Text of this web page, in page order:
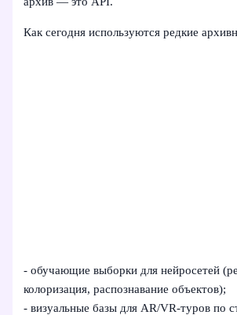
Как сегодня используются редкие
- обучающие выборки для нейросетей
колоризация, распознавание объектов);
- визуальные базы для AR/VR-туров по